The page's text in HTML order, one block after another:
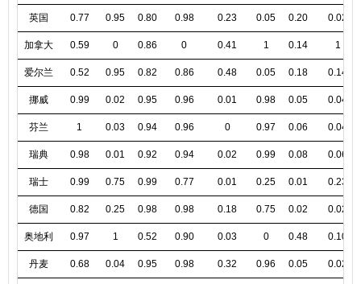
英国 0.77 0.95 0.80 0.98 0.23 0.05 0.20 0.02
加拿大 0.59 0 0.86 0 0.41 1 0.14 1
爱尔兰 0.52 0.95 0.82 0.86 0.48 0.05 0.18 0.14
挪威 0.99 0.02 0.95 0.96 0.01 0.98 0.05 0.04
芬兰 1 0.03 0.94 0.96 0 0.97 0.06 0.04
瑞典 0.98 0.01 0.92 0.94 0.02 0.99 0.08 0.06
瑞士 0.99 0.75 0.99 0.77 0.01 0.25 0.01 0.23
德国 0.82 0.25 0.98 0.98 0.18 0.75 0.02 0.02
奥地利 0.97 1 0.52 0.90 0.03 0 0.48 0.10
丹麦 0.68 0.04 0.95 0.98 0.32 0.96 0.05 0.02